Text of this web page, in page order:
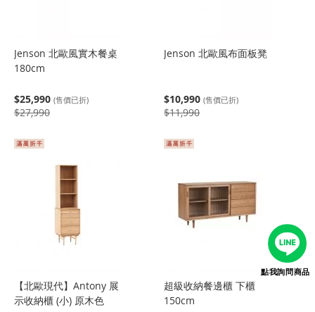
Jenson 北歐風實木餐桌
180cm
$25,990 (售價已折)
$27,990
Jenson 北歐風布面板凳
$10,990 (售價已折)
$11,990
【北歐現代】Antony 展
示收納櫃 (小) 原木色
超級收納餐邊櫃 下櫃
150cm
點我詢問商品